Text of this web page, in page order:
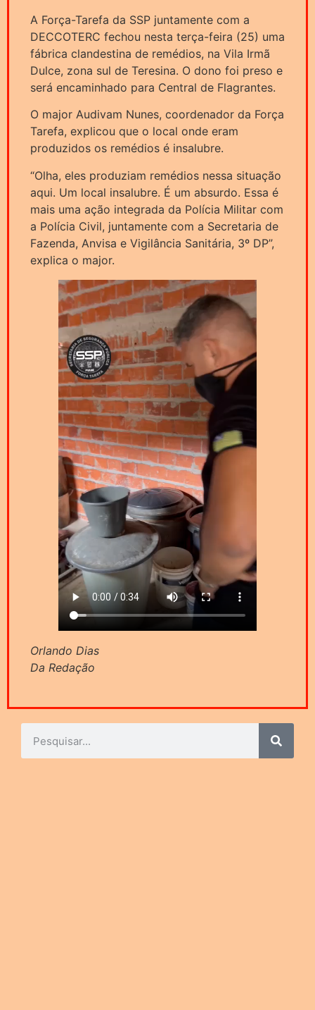
A Força-Tarefa da SSP juntamente com a
DECCOTERC fechou nesta terça-feira (25) uma
fábrica clandestina de remédios, na Vila Irmã
Dulce, zona sul de Teresina. O dono foi preso e
será encaminhado para Central de Flagrantes.
O major Audivam Nunes, coordenador da Força
Tarefa, explicou que o local onde eram
produzidos os remédios é insalubre.
“Olha, eles produziam remédios nessa situação
aqui. Um local insalubre. É um absurdo. Essa é
mais uma ação integrada da Polícia Militar com
a Polícia Civil, juntamente com a Secretaria de
Fazenda, Anvisa e Vigilância Sanitária, 3º DP”,
explica o major.
Orlando Dias
Da Redação